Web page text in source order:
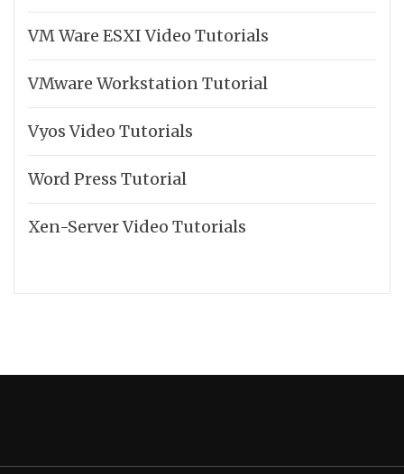
VM Ware ESXI Video Tutorials
VMware Workstation Tutorial
Vyos Video Tutorials
Word Press Tutorial
Xen-Server Video Tutorials